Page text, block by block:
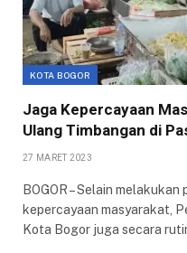
KOTA BOGOR
Jaga Kepercayaan
Ulang Timbangan di
27 MARET 2023
BOGOR – Selain
kepercayaan masyarakat,
Kota Bogor juga secara